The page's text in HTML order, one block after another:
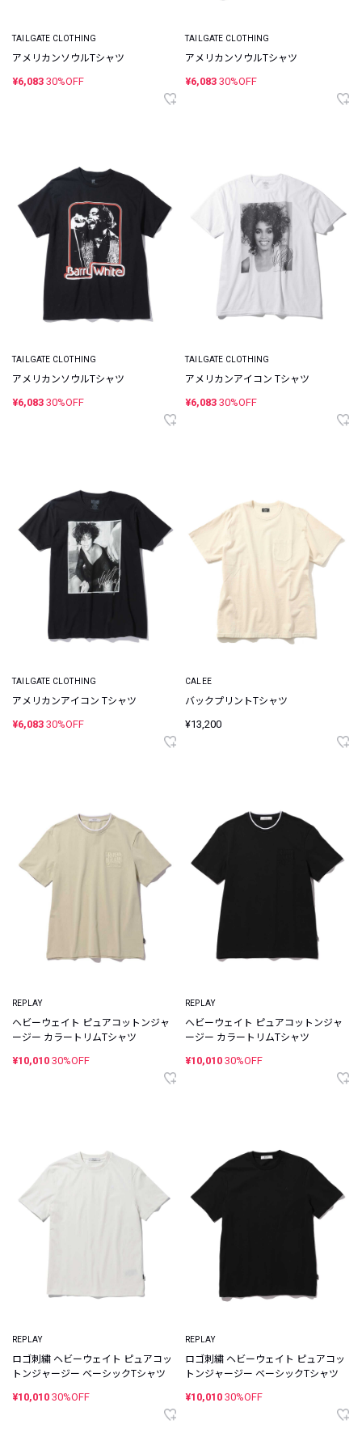
TAILGATE CLOTHING
アメリカンソウルTシャツ
¥6,083 30%OFF
TAILGATE CLOTHING
アメリカンソウルTシャツ
¥6,083 30%OFF
TAILGATE CLOTHING
アメリカンソウルTシャツ
¥6,083 30%OFF
TAILGATE CLOTHING
アメリカンアイコン Tシャツ
¥6,083 30%OFF
TAILGATE CLOTHING
アメリカンアイコン Tシャツ
¥6,083 30%OFF
CALEE
バックプリントTシャツ
¥13,200
REPLAY
ヘビーウェイト ピュアコットンジャ
ージー カラートリムTシャツ
¥10,010 30%OFF
REPLAY
ヘビーウェイト ピュアコットンジャ
ージー カラートリムTシャツ
¥10,010 30%OFF
REPLAY
ロゴ刺繍 ヘビーウェイト ピュアコッ
トンジャージー ベーシックTシャツ
¥10,010 30%OFF
REPLAY
ロゴ刺繍 ヘビーウェイト ピュアコッ
トンジャージー ベーシックTシャツ
¥10,010 30%OFF